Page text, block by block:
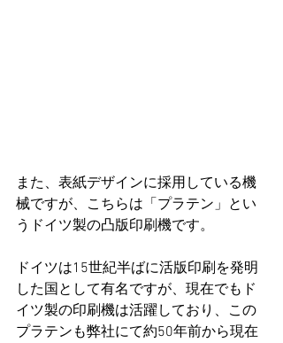
また、表紙デザインに採用している機
械ですが、こちらは「プラテン」とい
うドイツ製の凸版印刷機です。
ドイツは15世紀半ばに活版印刷を発明
した国として有名ですが、現在でもド
イツ製の印刷機は活躍しており、この
プラテンも弊社にて約50年前から現在